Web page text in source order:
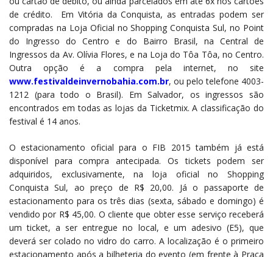
de crédito. Em Vitória da Conquista, as entradas podem ser
compradas na Loja Oficial no Shopping Conquista Sul, no Point
do Ingresso do Centro e do Bairro Brasil, na Central de
Ingressos da Av. Olívia Flores, e na Loja do Tôa Tôa, no Centro.
Outra opção é a compra pela internet, no site
www.festivaldeinvernobahia.com.br, ou pelo telefone 4003-
1212 (para todo o Brasil). Em Salvador, os ingressos são
encontrados em todas as lojas da Ticketmix. A classificação do
festival é 14 anos.
O estacionamento oficial para o FIB 2015 também já está
disponível para compra antecipada. Os tickets podem ser
adquiridos, exclusivamente, na loja oficial no Shopping
Conquista Sul, ao preço de R$ 20,00. Já o passaporte de
estacionamento para os três dias (sexta, sábado e domingo) é
vendido por R$ 45,00. O cliente que obter esse serviço receberá
um ticket, a ser entregue no local, e um adesivo (E5), que
deverá ser colado no vidro do carro. A localização é o primeiro
estacionamento após a bilheteria do evento (em frente à Praça